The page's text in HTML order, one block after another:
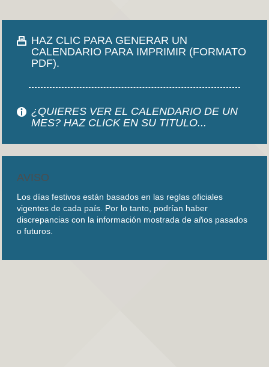
HAZ CLIC PARA GENERAR UN
CALENDARIO PARA IMPRIMIR (FORMATO
PDF).
¿QUIERES VER EL CALENDARIO DE UN
MES? HAZ CLICK EN SU TITULO...
AVISO
Los días festivos están basados en las reglas oficiales
vigentes de cada país. Por lo tanto, podrían haber
discrepancias con la información mostrada de años pasados
o futuros.